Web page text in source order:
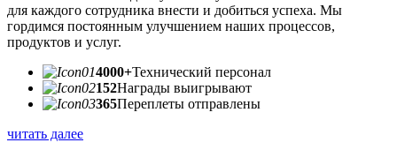
для каждого сотрудника внести и добиться успеха. Мы
гордимся постоянным улучшением наших процессов,
продуктов и услуг.
4000+Технический персонал
152Награды выигрывают
365Переплеты отправлены
читать далее